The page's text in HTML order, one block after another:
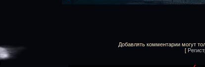
Добавлять комментарии могут
[